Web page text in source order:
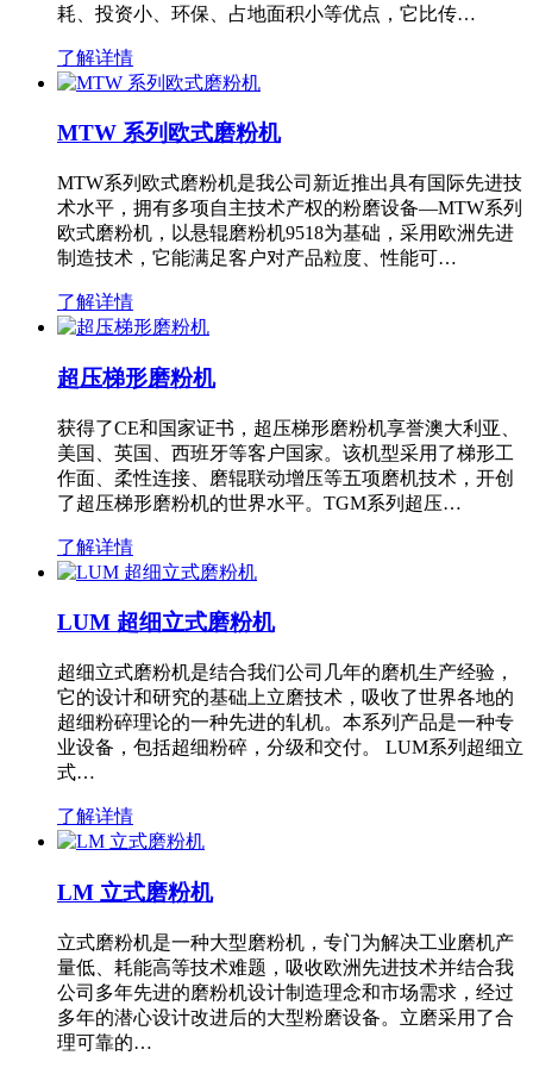
耗、投资小、环保、占地面积小等优点，它比传…
了解详情
MTW 系列欧式磨粉机
MTW系列欧式磨粉机是我公司新近推出具有国际先进技
术水平，拥有多项自主技术产权的粉磨设备—MTW系列
欧式磨粉机，以悬辊磨粉机9518为基础，采用欧洲先进
制造技术，它能满足客户对产品粒度、性能可…
了解详情
超压梯形磨粉机
获得了CE和国家证书，超压梯形磨粉机享誉澳大利亚、
美国、英国、西班牙等客户国家。该机型采用了梯形工
作面、柔性连接、磨辊联动增压等五项磨机技术，开创
了超压梯形磨粉机的世界水平。TGM系列超压…
了解详情
LUM 超细立式磨粉机
超细立式磨粉机是结合我们公司几年的磨机生产经验，
它的设计和研究的基础上立磨技术，吸收了世界各地的
超细粉碎理论的一种先进的轧机。本系列产品是一种专
业设备，包括超细粉碎，分级和交付。 LUM系列超细立
式…
了解详情
LM 立式磨粉机
立式磨粉机是一种大型磨粉机，专门为解决工业磨机产
量低、耗能高等技术难题，吸收欧洲先进技术并结合我
公司多年先进的磨粉机设计制造理念和市场需求，经过
多年的潜心设计改进后的大型粉磨设备。立磨采用了合
理可靠的…